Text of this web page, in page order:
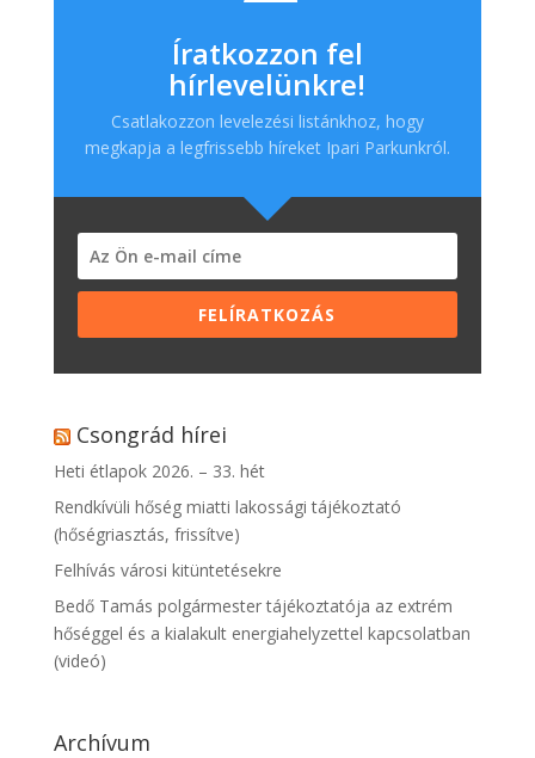
Íratkozzon fel
hírlevelünkre!
Csatlakozzon levelezési listánkhoz, hogy
megkapja a legfrissebb híreket Ipari Parkunkról.
FELÍRATKOZÁS
Csongrád hírei
Heti étlapok 2026. – 33. hét
Rendkívüli hőség miatti lakossági tájékoztató
(hőségriasztás, frissítve)
Felhívás városi kitüntetésekre
Bedő Tamás polgármester tájékoztatója az extrém
hőséggel és a kialakult energiahelyzettel kapcsolatban
(videó)
Archívum